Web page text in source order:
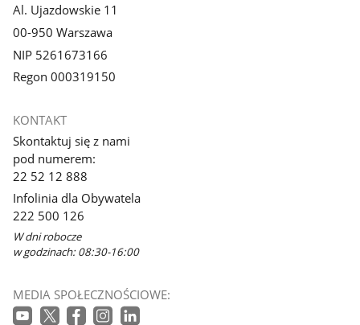
Al. Ujazdowskie 11
00-950 Warszawa
NIP 5261673166
Regon 000319150
KONTAKT
Skontaktuj się z nami
pod numerem:
22 52 12 888
Infolinia dla Obywatela
222 500 126
W dni robocze
w godzinach: 08:30-16:00
MEDIA SPOŁECZNOŚCIOWE: